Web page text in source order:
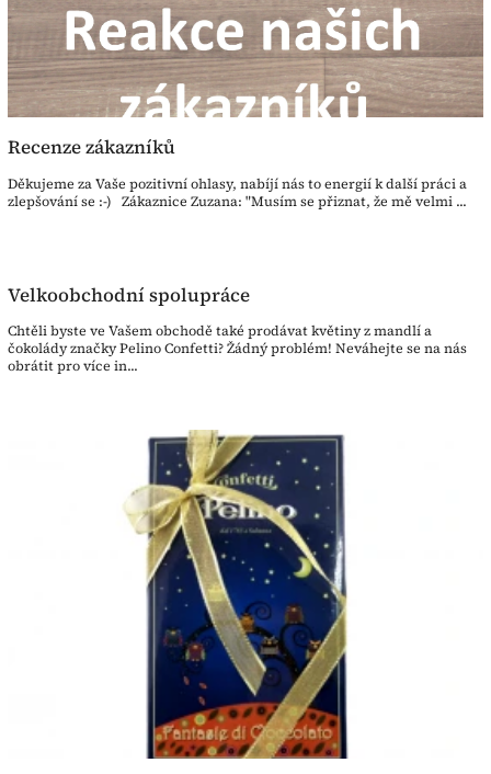
Recenze zákazníků
Děkujeme za Vaše pozitivní ohlasy, nabíjí nás to energií k další práci a
zlepšování se :-) Zákaznice Zuzana: "Musím se přiznat, že mě velmi ...
Velkoobchodní spolupráce
Chtěli byste ve Vašem obchodě také prodávat květiny z mandlí a
čokolády značky Pelino Confetti? Žádný problém! Neváhejte se na nás
obrátit pro více in...